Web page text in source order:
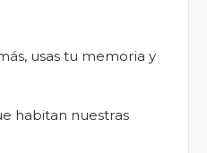
usas tu memoria y
habitan nuestras